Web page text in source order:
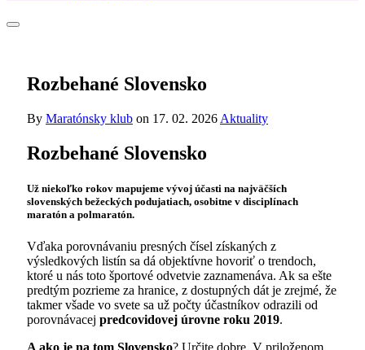
Rozbehané Slovensko
By Maratónsky klub on 17. 02. 2026 Aktuality
Rozbehané Slovensko
Už niekoľko rokov mapujeme vývoj účasti na najväčších
slovenských bežeckých podujatiach, osobitne v disciplínach
maratón a polmaratón.
Vďaka porovnávaniu presných čísel získaných z
výsledkových listín sa dá objektívne hovoriť o trendoch,
ktoré u nás toto športové odvetvie zaznamenáva. Ak sa ešte
predtým pozrieme za hranice, z dostupných dát je zrejmé, že
takmer všade vo svete sa už počty účastníkov odrazili od
porovnávacej predcovidovej úrovne roku 2019.
A ako je na tom Slovensko? Určite dobre. V priloženom